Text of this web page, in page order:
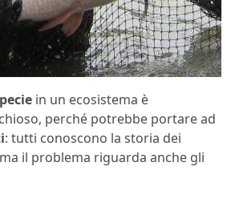
in un ecosistema è
perché potrebbe portare ad
: tutti conoscono la storia dei
il problema riguarda anche gli